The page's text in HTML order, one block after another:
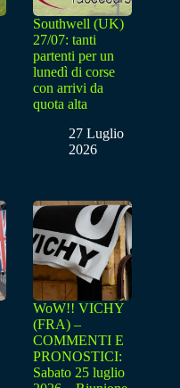
Southwell (UK)
27/07: tanti
partenti per un
lunedì di corse
con arrivi da
quota alta
27 Luglio
2026
WoW!! VICHY
(FRA) –
COMMENTI E
PRONOSTICI:
Sabato 25 luglio